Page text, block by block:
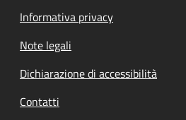
Informativa privacy
Note legali
Dichiarazione di accessibilità
Contatti